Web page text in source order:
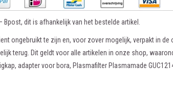
Bpost, dit is afhankelijk van het bestelde artikel.
ongebruikt te zijn en, voor zover mogelijk, verpakt in de
terug. Dit geldt voor alle artikelen in onze shop,
adapter voor bora, Plasmafilter Plasmamade